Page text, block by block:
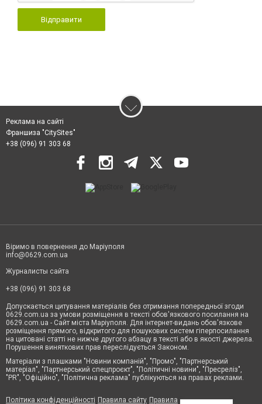
Відправити
Реклама на сайті
Франшиза "CitySites"
+38 (096) 91 303 68
Віримо в повернення до Маріуполя
info@0629.com.ua
Журналисты сайта
+38 (096) 91 303 68
Допускається цитування матеріалів без отримання попередньої згоди
0629.com.ua за умови розміщення в тексті обов'язкового посилання на
0629.com.ua - Сайт міста Маріуполя. Для інтернет-видань обов'язкове
розміщення прямого, відкритого для пошукових систем гіперпосилання
на цитовані статті не нижче другого абзацу в тексті або в якості джерела.
Порушення виняткових прав переслідується Законом.
Матеріали з плашками "Новини компаній", "Промо", "Партнерський
матеріал", "Партнерський спецпроєкт", "Політичні новини", "Пресреліз",
"PR", "Офіційно", "Політична реклама" публікуються на правах реклами.
Політика конфіденційності Правила сайту Правила